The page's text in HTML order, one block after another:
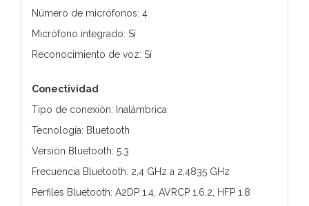
Número de micrófonos: 4
Micrófono integrado: Sí
Reconocimiento de voz: Sí
Conectividad
Tipo de conexión: Inalámbrica
Tecnología: Bluetooth
Versión Bluetooth: 5.3
Frecuencia Bluetooth: 2,4 GHz a 2,4835 GHz
Perfiles Bluetooth: A2DP 1.4, AVRCP 1.6.2, HFP 1.8